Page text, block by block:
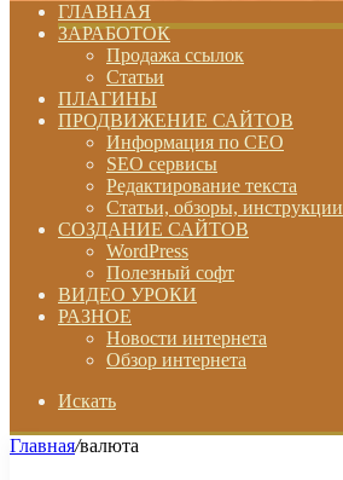
ГЛАВНАЯ
ЗАРАБОТОК
Продажа ссылок
Статьи
ПЛАГИНЫ
ПРОДВИЖЕНИЕ САЙТОВ
Информация по СЕО
SEO сервисы
Редактирование текста
Статьи, обзоры, инструкции
СОЗДАНИЕ САЙТОВ
WordPress
Полезный софт
ВИДЕО УРОКИ
РАЗНОЕ
Новости интернета
Обзор интернета
Искать
Главная/валюта